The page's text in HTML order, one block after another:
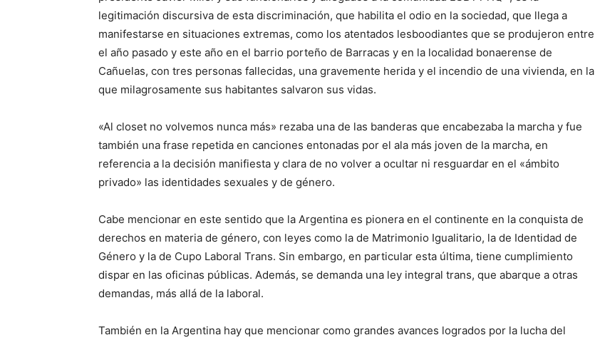
legitimación discursiva de esta discriminación, que habilita el odio en la sociedad, que llega a
manifestarse en situaciones extremas, como los atentados lesboodiantes que se produjeron entre
el año pasado y este año en el barrio porteño de Barracas y en la localidad bonaerense de
Cañuelas, con tres personas fallecidas, una gravemente herida y el incendio de una vivienda, en la
que milagrosamente sus habitantes salvaron sus vidas.
«Al closet no volvemos nunca más» rezaba una de las banderas que encabezaba la marcha y fue
también una frase repetida en canciones entonadas por el ala más joven de la marcha, en
referencia a la decisión manifiesta y clara de no volver a ocultar ni resguardar en el «ámbito
privado» las identidades sexuales y de género.
Cabe mencionar en este sentido que la Argentina es pionera en el continente en la conquista de
derechos en materia de género, con leyes como la de Matrimonio Igualitario, la de Identidad de
Género y la de Cupo Laboral Trans. Sin embargo, en particular esta última, tiene cumplimiento
dispar en las oficinas públicas. Además, se demanda una ley integral trans, que abarque a otras
demandas, más allá de la laboral.
También en la Argentina hay que mencionar como grandes avances logrados por la lucha del